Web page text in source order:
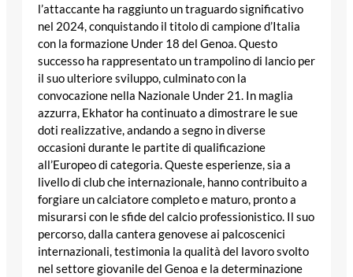
l’attaccante ha raggiunto un traguardo significativo
nel 2024, conquistando il titolo di campione d’Italia
con la formazione Under 18 del Genoa. Questo
successo ha rappresentato un trampolino di lancio per
il suo ulteriore sviluppo, culminato con la
convocazione nella Nazionale Under 21. In maglia
azzurra, Ekhator ha continuato a dimostrare le sue
doti realizzative, andando a segno in diverse
occasioni durante le partite di qualificazione
all’Europeo di categoria. Queste esperienze, sia a
livello di club che internazionale, hanno contribuito a
forgiare un calciatore completo e maturo, pronto a
misurarsi con le sfide del calcio professionistico. Il suo
percorso, dalla cantera genovese ai palcoscenici
internazionali, testimonia la qualità del lavoro svolto
nel settore giovanile del Genoa e la determinazione